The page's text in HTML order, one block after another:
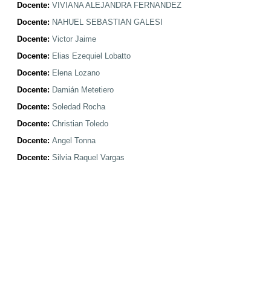
Docente: VIVIANA ALEJANDRA FERNANDEZ
Docente: NAHUEL SEBASTIAN GALESI
Docente: Victor Jaime
Docente: Elias Ezequiel Lobatto
Docente: Elena Lozano
Docente: Damián Metetiero
Docente: Soledad Rocha
Docente: Christian Toledo
Docente: Angel Tonna
Docente: Silvia Raquel Vargas